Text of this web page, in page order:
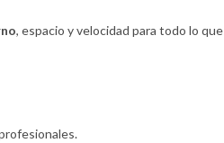
, espacio y velocidad para todo lo que